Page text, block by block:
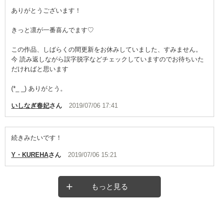
ありがとうございます！
きっと凛が一番喜んでます♡
この作品、しばらくの間更新をお休みしていました、すみません。
今 読み返しながら誤字脱字などチェックしていますのでお待ちいた
だければと思います
(*_ _) ありがとう。
いしなぎ春妃さん 2019/07/06 17:41
続きみたいです！
Y・KUREHAさん 2019/07/06 15:21
もっと見る